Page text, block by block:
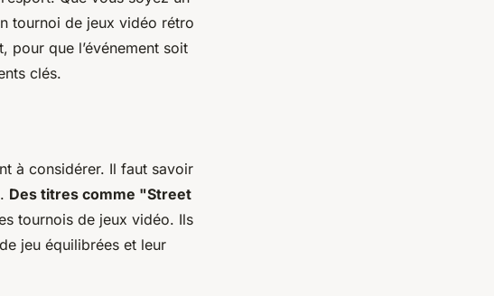
tournoi de jeux vidéo rétro
pour que l’événement soit
clés.
à considérer. Il faut savoir
Des titres comme "Street
tournois de jeux vidéo. Ils
jeu équilibrées et leur